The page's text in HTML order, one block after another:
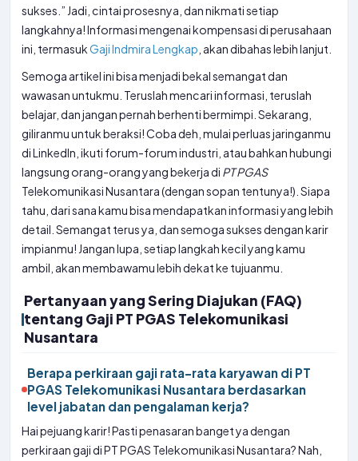
sukses.” Jadi, cintai prosesnya, dan nikmati setiap
langkahnya! Informasi mengenai kompensasi di perusahaan
ini, termasukGaji Indmira Lengkap , akan dibahas lebih lanjut.
Semoga artikel ini bisa menjadi bekal semangat dan
wawasan untukmu. Teruslah mencari informasi, teruslah
belajar, dan jangan pernah berhenti bermimpi. Sekarang,
giliranmu untuk beraksi! Coba deh, mulai perluas jaringanmu
di LinkedIn, ikuti forum-forum industri, atau bahkan hubungi
langsung orang-orang yang bekerja di PTPGAS
Telekomunikasi Nusantara (dengan sopan tentunya!). Siapa
tahu, dari sana kamu bisa mendapatkan informasi yang lebih
detail. Semangat terus ya, dan semoga sukses dengan karir
impianmu! Jangan lupa, setiap langkah kecil yang kamu
ambil, akan membawamu lebih dekat ke tujuanmu.
Pertanyaan yang Sering Diajukan (FAQ)
tentang Gaji PT PGAS Telekomunikasi
Nusantara
Berapa perkiraan gaji rata-rata karyawan di PT
PGAS Telekomunikasi Nusantara berdasarkan
level jabatan dan pengalaman kerja?
Hai pejuang karir! Pasti penasaran banget ya dengan
perkiraan gaji di PT PGAS Telekomunikasi Nusantara? Nah,